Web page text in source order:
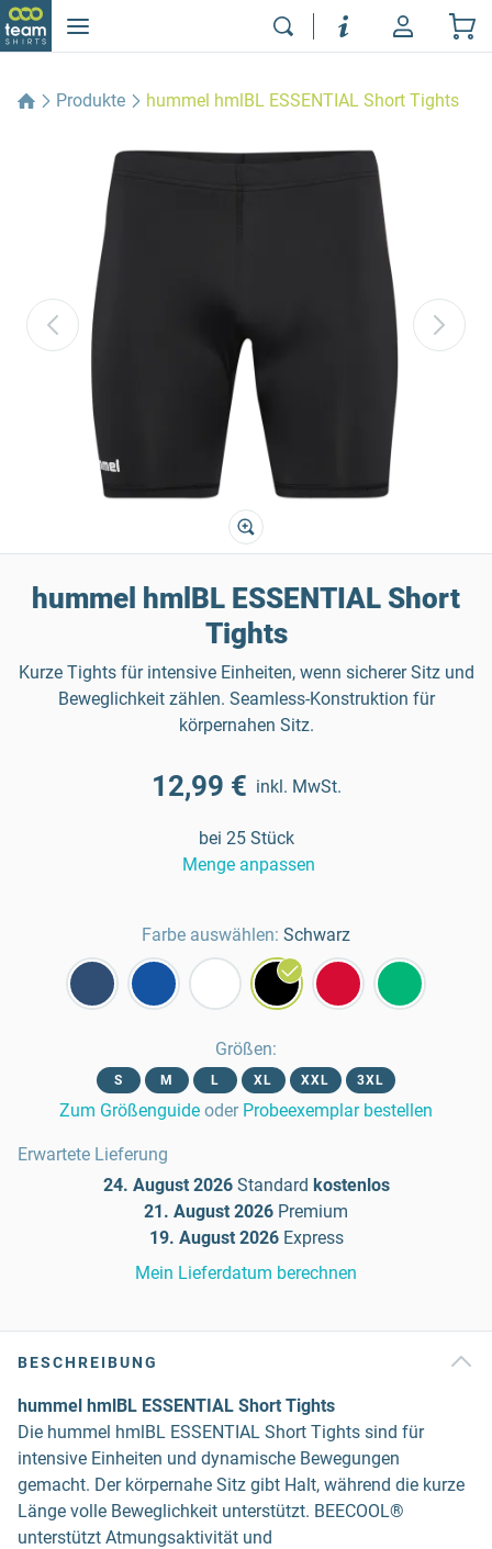
Produkte hummel hmlBL ESSENTIAL Short Tights
hummel hmlBL ESSENTIAL Short
Tights
Kurze Tights für intensive Einheiten, wenn sicherer Sitz und
Beweglichkeit zählen. Seamless-Konstruktion für
körpernahen Sitz.
12,99 € inkl. MwSt.
bei 25 Stück
Menge anpassen
Farbe auswählen: Schwarz
Größen:
S M L XL XXL 3XL
Zum Größenguide oder Probeexemplar bestellen
Erwartete Lieferung
24. August 2026 Standard kostenlos
21. August 2026 Premium
19. August 2026 Express
Mein Lieferdatum berechnen
BESCHREIBUNG
hummel hmlBL ESSENTIAL Short Tights
Die hummel hmlBL ESSENTIAL Short Tights sind für
intensive Einheiten und dynamische Bewegungen
gemacht. Der körpernahe Sitz gibt Halt, während die kurze
Länge volle Beweglichkeit unterstützt. BEECOOL®
unterstützt Atmungsaktivität und